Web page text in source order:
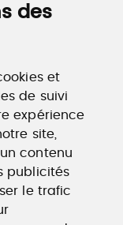
des
et
de suivi
expérience
site,
contenu
publicités
le trafic
visites et
aux métiers